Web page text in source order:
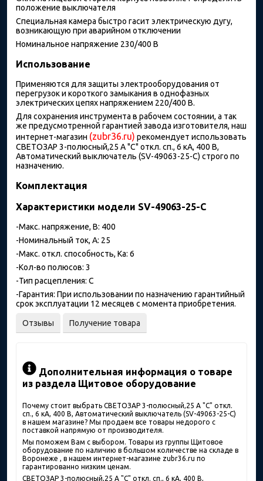
положение выключателя
Специальная камера быстро гасит электрическую дугу,
возникающую при аварийном отключении
Номинальное напряжение 230/400 В
Использование
Применяются для защиты электрооборудования от
перегрузок и короткого замыкания в однофазных
электрических цепях напряжением 220/400 В.
Для сохранения инструмента в рабочем состоянии, а так
же предусмотренной гарантией завода изготовителя, наш
интернет-магазин (zubr36.ru) рекомендует использовать
СВЕТОЗАР 3-полюсный,25 A "C" откл. сп., 6 кА, 400 В,
Автоматический выключатель (SV-49063-25-C) строго по
назначению.
Комплектация
Характеристики модели SV-49063-25-C
-Макс. напряжение, В: 400
-Номинальный ток, А: 25
-Макс. откл. способность, Ка: 6
-Кол-во полюсов: 3
-Тип расцепления: С
-Гарантия: При использовании по назначению гарантийный
срок эксплуатации 12 месяцев с момента приобретения.
Отзывы Получение товара
Дополнительная информация о товаре
из раздела Щитовое оборудование
Почему стоит выбрать СВЕТОЗАР 3-полюсный,25 A "C" откл.
сп., 6 кА, 400 В, Автоматический выключатель (SV-49063-25-C)
в нашем магазине? Мы продаем все товары недорого с
поставкой напрямую от производителя.
Мы поможем Вам с выбором. Товары из группы Щитовое
оборудование по наличию в большом количестве на складе в
Воронеже , в нашем интернет-магазине zubr36.ru по
гарантированно низким ценам.
СВЕТОЗАР 3-полюсный,25 A "C" откл. сп., 6 кА, 400 В,